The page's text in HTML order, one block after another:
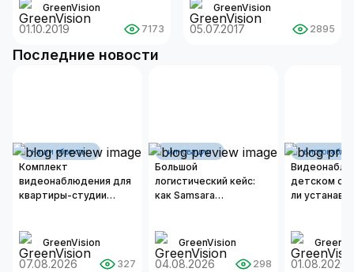
GreenVision
01.10.2019 7173
GreenVision
05.07.2017 2895
Последние новости
наши объекты
Комплект
видеонаблюдения для
квартиры-студии
GreenVision
07.08.2026 327
инновации
Большой
логистический кейс:
как Samsara
автопарков
GreenVision
04.08.2026 298
детском
ли
надежную
01.08.2026